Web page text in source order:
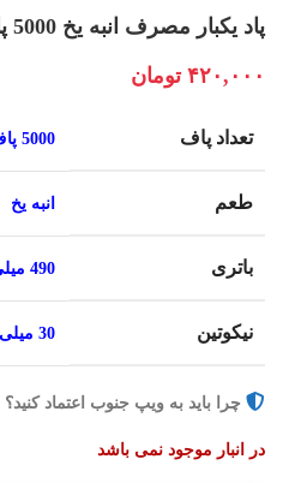
پاد یکبار مصرف انبه یخ 5000 پاف وال
۴۲۰,۰۰۰ تومان
تعداد پاف 5000 پاف
طعم انبه یخ
باتری 490 میلی آمپر
نیکوتین 30 میلی گرم
چرا باید به ویپ جنوب اعتماد کنید؟
در انبار موجود نمی باشد